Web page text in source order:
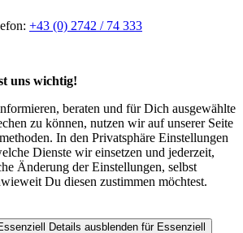
+43 (0) 2742 / 74 333
uns wichtig!
beraten und für Dich ausgewählte
zu können, nutzen wir auf unserer Seite
In den Privatsphäre Einstellungen
Dienste wir einsetzen und jederzeit,
Änderung der Einstellungen, selbst
Du diesen zustimmen möchtest.
Details ausblenden für Essenziell